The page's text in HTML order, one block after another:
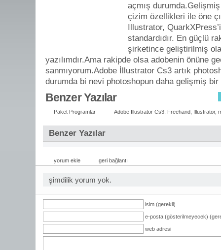
açmış
çizim özellikleri ile öne
Illustrator,
standardıdır. En güçlü
şirketince geliştirilmiş
yazılımdır.Ama rakipde olsa adobenin önüne
sanmıyorum.Adobe İllustrator Cs3 artık
durumda bi nevi photoshopun daha gelişmiş
Benzer Yazılar
Paket Programlar Adobe İllustrator Cs3 Freehand İllustrator,
Benzer Yazılar
yorum ekle geri bağlantı
şimdilik yorum yok.
isim (gerekli)
e-posta (gösterilmeyecek)
web adresi